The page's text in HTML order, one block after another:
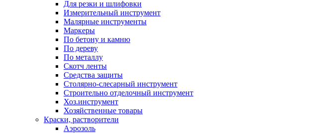
Для резки и шлифовки
Измерительный инструмент
Малярные инструменты
Маркеры
По бетону и камню
По дереву
По металлу
Скотч ленты
Средства защиты
Столярно-слесарный инструмент
Строительно отделочный инструмент
Хоз.инструмент
Хозяйственные товары
Краски, растворители
Аэрозоль